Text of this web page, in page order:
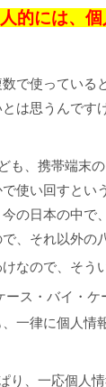
的には、
で使っている
は思うんです
、携帯端末
使い回すとい
の日本の中で
、それ以外の
なので、そう
ース・バイ・
一律に個人情
、一応個人